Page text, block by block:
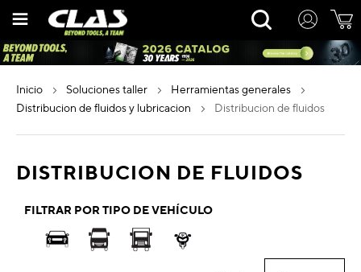
Rechercher
inicio soluciones taller
herramientas generales
distribucion de fluidos y lubricacion
distribucion de fluidos
DISTRIBUCION DE FLUIDOS
FILTRAR POR TIPO DE VEHÍCULO